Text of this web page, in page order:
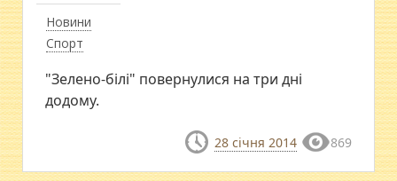
Новини
Спорт
"Зелено-білі" повернулися на три дні
додому.
28 січня 2014 869